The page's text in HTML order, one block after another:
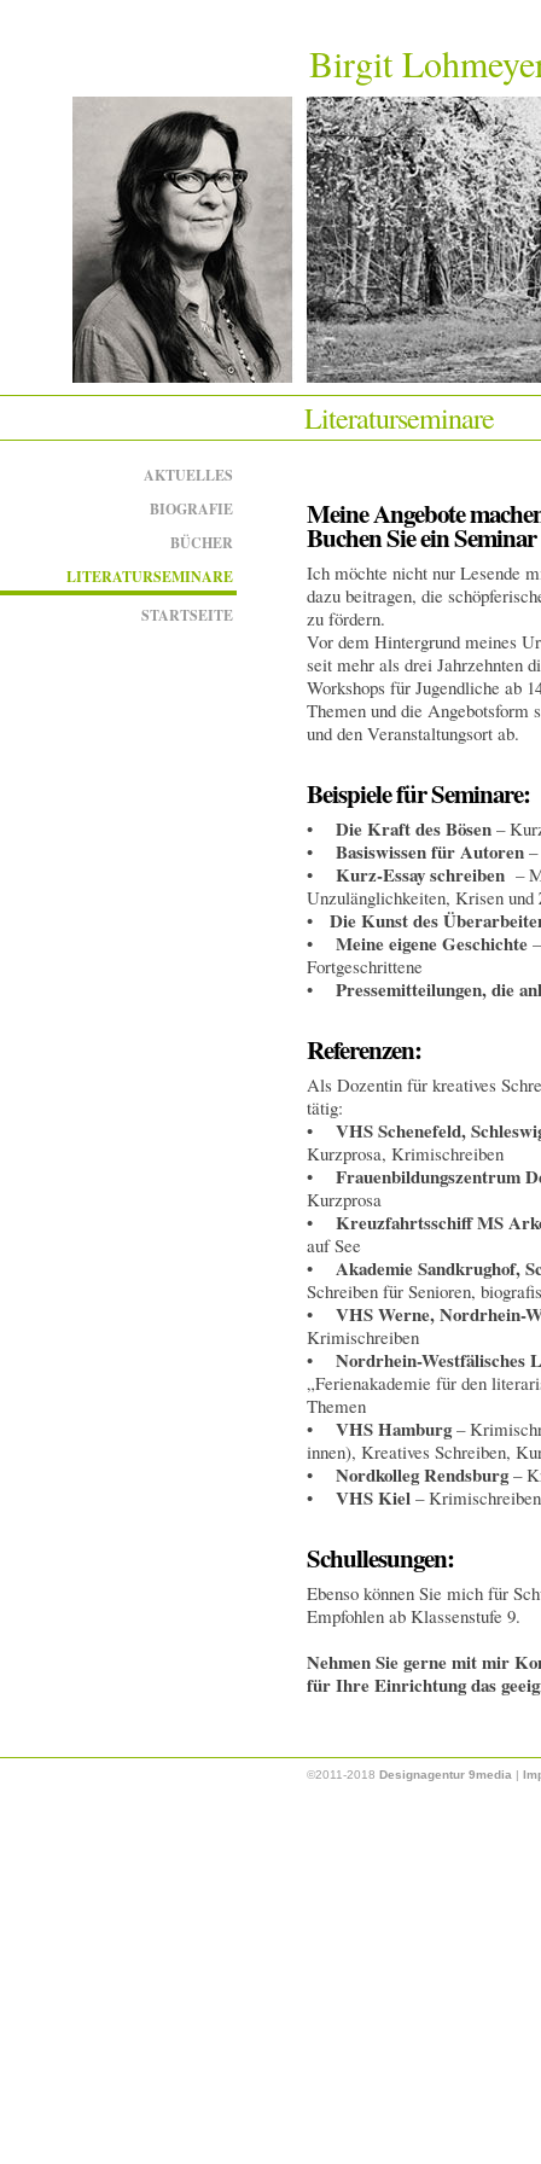
Birgit
AKTUELLES
BIOGRAFIE
BÜCHER
LITERATURSEMINARE
STARTSEITE
Literaturseminare
Meine Angebote
Buchen Sie ein
Ich möchte nicht nur Lesende
dazu beitragen, die
zu fördern.
Vor dem Hintergrund meines
seit mehr als drei Jahrzehnten
Workshops für Jugendliche ab
Themen und die
und den Veranstaltungsort ab.
Beispiele für Seminare:
• Die Kraft des Bösen –
• Basiswissen für Autoren
• Kurz-Essay schreiben –
Unzulänglichkeiten, Krisen
• Die Kunst des
• Meine eigene Geschichte
Fortgeschrittene
• Pressemitteilungen, die
Referenzen:
Als Dozentin für kreatives
tätig:
• VHS Schenefeld,
Kurzprosa, Krimischreiben
• Frauenbildungszentrum
Kurzprosa
• Kreuzfahrtsschiff MS
auf See
• Akademie Sandkrughof,
Schreiben für Senioren,
• VHS Werne, Nordrhein-
Krimischreiben
• Nordrhein-Westfälisches
„Ferienakademie für den
Themen
• VHS Hamburg–
innen), Kreatives Schreiben,
• Nordkolleg Rendsburg–
• VHS Kiel – Krimischreiben
Schullesungen:
Ebenso können Sie mich für
Empfohlen ab Klassenstufe 9.
Nehmen Sie gerne mit mir
für Ihre Einrichtung das
©2011-2018 Designagentur 9media |